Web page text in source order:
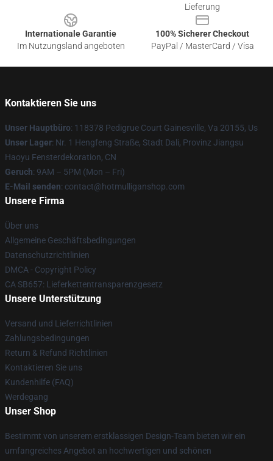
Lieferung
Internationale Garantie
Im Nutzungsland angeboten
100% Sicherer Checkout
PayPal / MasterCard / Visa
Kontaktieren Sie uns
Unser Hauptbüro: 118378 Pedigrue Court Gainesville, Va 20155, Us
Unser Lager: Nr. 1 Hengfeng Straße, Stadt Dali, Provinz Jiangsu
Haoyu Fensterdekoration, CN
Geruch: 9AM – 5PM (Mon – Fri)
E-Mail senden: contact@hotmulliganshop.com
Unsere Firma
Über uns
Allgemeine Geschäftsbedingungen
Datenschutzrichtlinien
DMCA - Copyright Policy
CA SB657: Lieferkettentransparenzgesetz
Unsere Unterstützung
Versand und Lieferrichtlinien
Zahlungsbedingungen
Return & Refund Richtlinien
Kontaktieren Sie uns
Kundenhilfe (FAQ)
Werdegang
Unser Shop
Bestimmt von unserem erstklassigen Design-Team bieten wir ein
umfangreiches Angebot an hochwertigen und schönen